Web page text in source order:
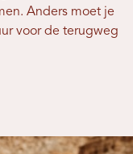
Anders moet je
voor de terugweg